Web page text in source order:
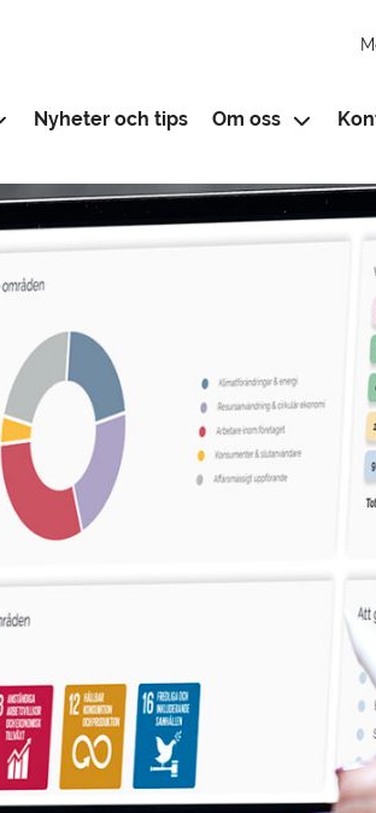
Nyheter och tips Om oss